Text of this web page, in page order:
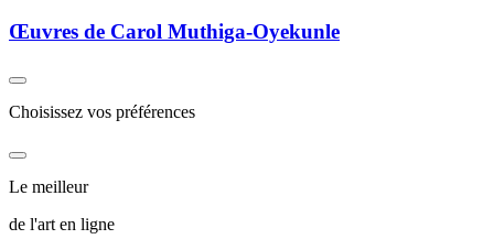
Œuvres de Carol Muthiga-Oyekunle
Choisissez vos préférences
Le meilleur
de l'art en ligne